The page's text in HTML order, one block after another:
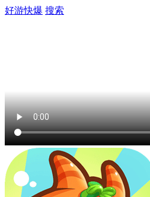
好游快爆 搜索